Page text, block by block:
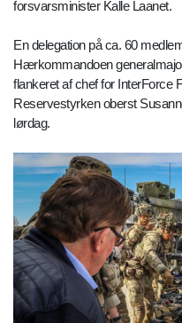
forsvarsminister Kalle Laanet.
En delegation på ca. 60
Hærkommandoen
flankeret af chef for InterForce
Reservestyrken oberst
lørdag.